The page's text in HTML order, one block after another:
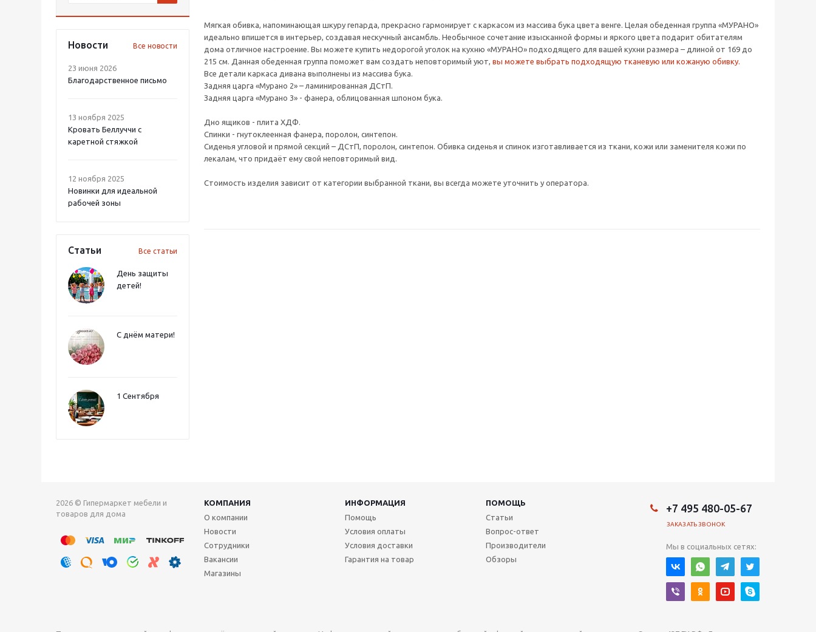
Новости Все новости
23 июня 2026
Благодарственное письмо
13 ноября 2025
Кровать Беллуччи с
каретной стяжкой
12 ноября 2025
Новинки для идеальной
рабочей зоны
Статьи Все статьи
День защиты
детей!
С днём матери!
1 Сентября
Мягкая обивка, напоминающая шкуру гепарда, прекрасно гармонирует с каркасом из массива бука цвета венге. Целая обеденная группа «МУРАНО»
идеально впишется в интерьер, создавая нескучный ансамбль. Необычное сочетание изысканной формы и яркого цвета подарит обитателям
дома отличное настроение. Вы можете купить недорогой уголок на кухню «МУРАНО» подходящего для вашей кухни размера – длиной от 169 до
215 см. Данная обеденная группа поможет вам создать неповторимый уют, вы можете выбрать подходящую тканевую или кожаную обивку.
Все детали каркаса дивана выполнены из массива бука.
Задняя царга «Мурано 2» – ламинированная ДСтП.
Задняя царга «Мурано 3» - фанера, облицованная шпоном бука.
Дно ящиков - плита ХДФ.
Спинки - гнутоклеенная фанера, поролон, синтепон.
Сиденья угловой и прямой секций – ДСтП, поролон, синтепон. Обивка сиденья и спинок изготавливается из ткани, кожи или заменителя кожи по
лекалам, что придаёт ему свой неповторимый вид.
Стоимость изделия зависит от категории выбранной ткани, вы всегда можете уточнить у оператора.
2026 © Гипермаркет мебели и
товаров для дома
КОМПАНИЯ ИНФОРМАЦИЯ
ПОМОЩЬ
О компании
Новости
Сотрудники
Вакансии
Магазины
Помощь
Условия оплаты
Условия доставки
Гарантия на товар
Статьи
Вопрос-ответ
Производители
Обзоры
+7 495 480-05-67
ЗАКАЗАТЬ ЗВОНОК
Мы в социальных сетях: